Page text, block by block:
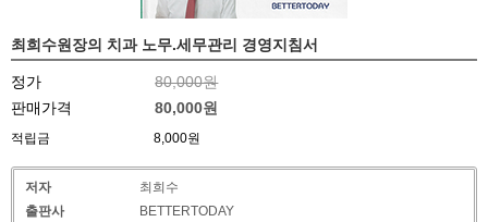
최희수원장의 치과 노무.세무관리 경영지침서
정가
80,000원
판매가격
80,000원
적립금 8,000원
저자
최희수
출판사
BETTERTODAY